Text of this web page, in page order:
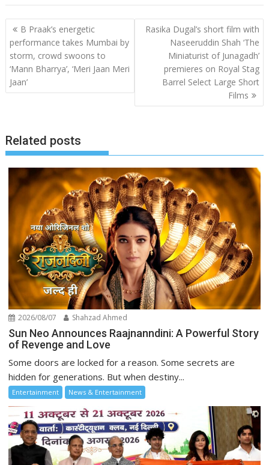
Post
navigation
B Praak’s energetic
performance takes Mumbai by
storm, crowd swoons to
‘Mann Bharrya’, ‘Meri Jaan Meri
Jaan’
Rasika Dugal’s short film with
Naseeruddin Shah ‘The
Miniaturist of Junagadh’
premieres on Royal Stag
Barrel Select Large Short
Films
Related posts
2026/08/07 Shahzad Ahmed
Sun Neo Announces Raajnanndini: A Powerful Story
of Revenge and Love
Some doors are locked for a reason. Some secrets are
hidden for generations. But when destiny...
Entertainment News & Entertainment